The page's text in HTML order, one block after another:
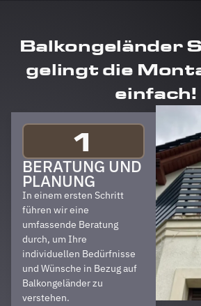
Balkongeländer
gelingt die
einfach!
1
BERATUNG UND
PLANUNG
In einem ersten Schritt
führen wir eine
umfassende Beratung
durch, um Ihre
individuellen Bedürfnisse
und Wünsche in Bezug auf
Balkongeländer zu
verstehen.